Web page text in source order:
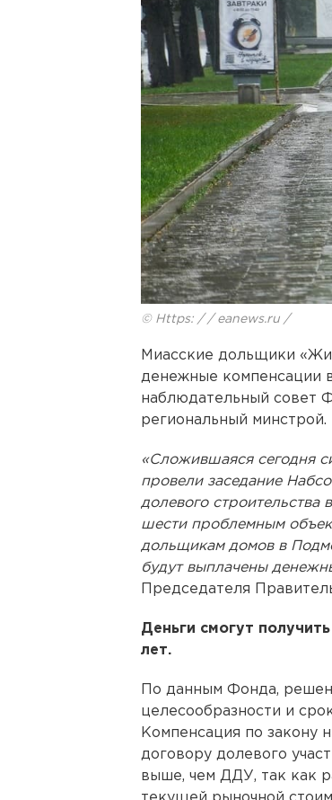
© Https: / / eanews.ru /
Миасские дольщики
денежные компенсации
наблюдательный совет
региональный минстрой.
«Сложившаяся сегодня
провели заседание
долевого
шести проблемным
дольщикам домов в
будут выплачены
Председателя
Деньги смогут
лет.
По данным Фонда,
целесообразности и
Компенсация по закону
договору долевого
выше, чем ДДУ, так как